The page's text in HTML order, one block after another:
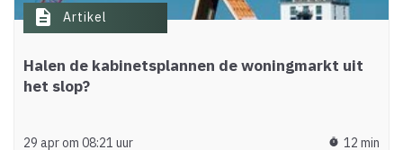
description Artikel
Halen de kabinetsplannen de woningmarkt uit
het slop?
29 apr om 08:21 uur timer 12 min